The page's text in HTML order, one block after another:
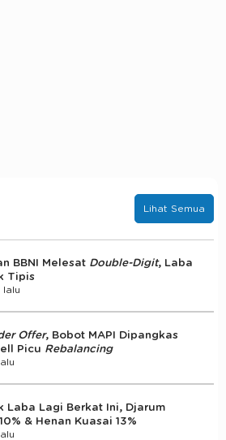
Lihat Semua
BBNI Melesat Double-Digit, Laba
Tipis
lalu
Offer, Bobot MAPI Dipangkas
Picu Rebalancing
Laba Lagi Berkat Ini, Djarum
& Henan Kuasai 13%